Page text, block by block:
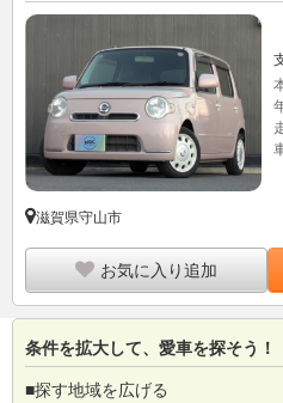
滋賀県守山市
お気に入り追加
条件を拡大して、愛車を探そう！
■探す地域を広げる